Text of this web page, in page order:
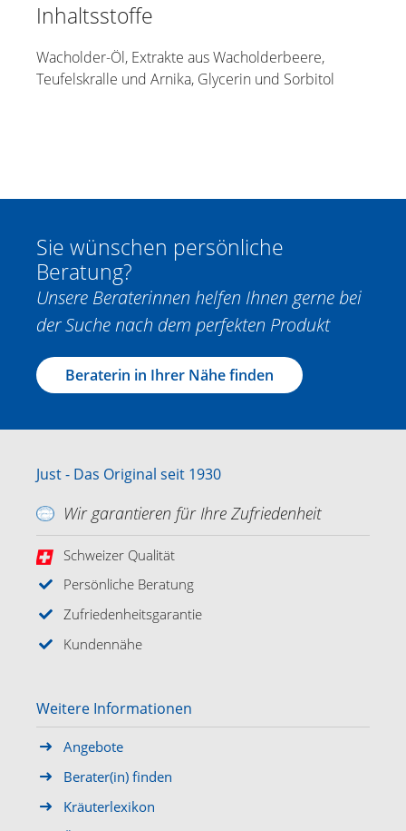
Inhaltsstoffe
Wacholder-Öl, Extrakte aus Wacholderbeere,
Teufelskralle und Arnika, Glycerin und Sorbitol
Sie wünschen persönliche
Beratung?
Unsere Beraterinnen helfen Ihnen gerne bei
der Suche nach dem perfekten Produkt
Beraterin in Ihrer Nähe finden
Just - Das Original seit 1930
Wir garantieren für Ihre Zufriedenheit
Schweizer Qualität
Persönliche Beratung
Zufriedenheitsgarantie
Kundennähe
Weitere Informationen
Angebote
Berater(in) finden
Kräuterlexikon